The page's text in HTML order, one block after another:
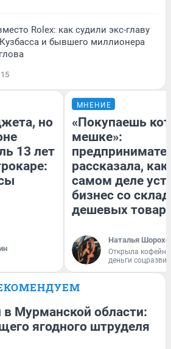
Rolex: как судили экс-главу
и бывшего миллионера
15
но
13 лет
МНЕНИЕ
«Покупаешь
мешке»:
рассказала, как
самом деле
бизнес со
дешевых
Наталья
Открыла
деньги
в Мурманской области:
ягодного штруделя